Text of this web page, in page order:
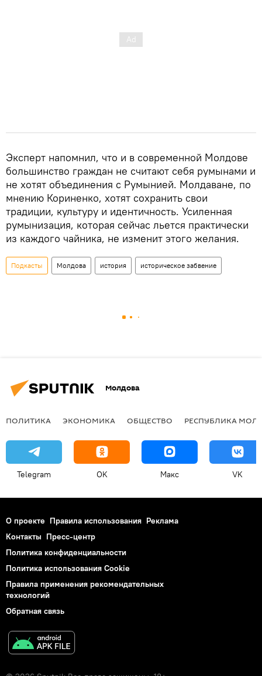
Эксперт напомнил, что и в современной Молдове
большинство граждан не считают себя румынами и
не хотят объединения с Румынией. Молдаване, по
мнению Кориненко, хотят сохранить свои
традиции, культуру и идентичность. Усиленная
румынизация, которая сейчас льется практически
из каждого чайника, не изменит этого желания.
Подкасты Молдова история историческое забвение
Молдова
ПОЛИТИКА ЭКОНОМИКА ОБЩЕСТВО РЕСПУБЛИКА
Telegram OK Макс VK
О проекте Правила использования Реклама
Контакты Пресс-центр
Политика конфиденциальности
Политика использования Cookie
Правила применения рекомендательных
технологий
Обратная связь